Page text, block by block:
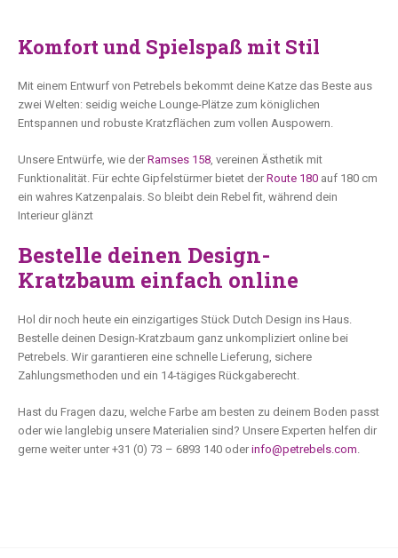
Komfort und Spielspaß mit Stil
Mit einem Entwurf von Petrebels bekommt deine Katze das Beste aus
zwei Welten: seidig weiche Lounge-Plätze zum königlichen
Entspannen und robuste Kratzflächen zum vollen Auspowern.
Unsere Entwürfe, wie der Ramses 158 , vereinen Ästhetik mit
Funktionalität. Für echte Gipfelstürmer bietet der Route 180 auf 180 cm
ein wahres Katzenpalais. So bleibt dein Rebel fit, während dein
Interieur glänzt
Bestelle deinen Design-
Kratzbaum einfach online
Hol dir noch heute ein einzigartiges Stück Dutch Design ins Haus.
Bestelle deinen Design-Kratzbaum ganz unkompliziert online bei
Petrebels. Wir garantieren eine schnelle Lieferung, sichere
Zahlungsmethoden und ein 14-tägiges Rückgaberecht.
Hast du Fragen dazu, welche Farbe am besten zu deinem Boden passt
oder wie langlebig unsere Materialien sind? Unsere Experten helfen dir
gerne weiter unter +31 (0) 73 – 6893 140 oder info@petrebels.com